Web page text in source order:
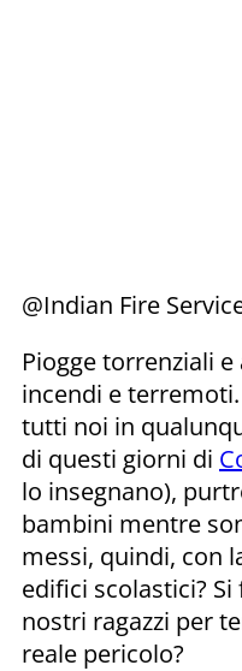
@Indian Fire
Piogge torrenziali
incendi e
tutti noi in
di questi giorni di
lo insegnano),
bambini mentre
messi, quindi, con
edifici scolastici?
nostri ragazzi per
reale pericolo?